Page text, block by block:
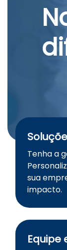
Tenha a
sua
impacto.
Equipe